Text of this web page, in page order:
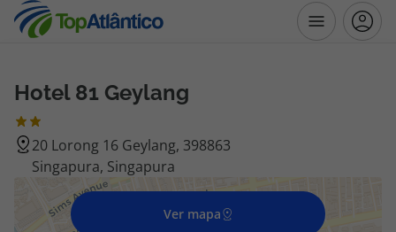
Destinos
Voos
Hotéis
Hotel 81 Geylang
20 Lorong 16 Geylang, 398863
Singapura, Singapura
Ver mapa